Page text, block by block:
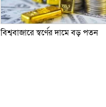
বিশ্ববাজারে স্বর্ণের দামে বড় পতন